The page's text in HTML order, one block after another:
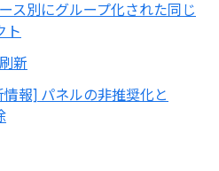
ス別にグループ化された同じ
ト
新
報] パネルの非推奨化と